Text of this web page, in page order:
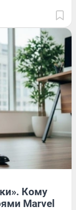
Кому
Marvel